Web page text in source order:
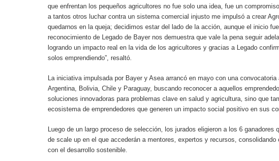
que enfrentan los pequeños agricultores no fue solo una idea, fue un
a tantos otros luchar contra un sistema comercial injusto me impulsó a crear
quedarnos en la queja; decidimos estar del lado de la acción, aunque el inicio
reconocimiento de Legado de Bayer nos demuestra que vale la pena seguir
logrando un impacto real en la vida de los agricultores y gracias a Legado
solos emprendiendo”, resaltó.
La iniciativa impulsada por Bayer y Asea arrancó en mayo con una convocatoria
Argentina, Bolivia, Chile y Paraguay, buscando reconocer a aquellos
soluciones innovadoras para problemas clave en salud y agricultura, sino que
ecosistema de emprendedores que generen un impacto social positivo en sus
Luego de un largo proceso de selección, los jurados eligieron a los 6 ganadores
de scale up en el que accederán a mentores, expertos y recursos, consolidando
con el desarrollo sostenible.